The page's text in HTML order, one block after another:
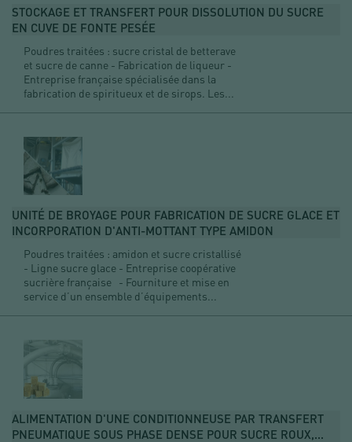
STOCKAGE ET TRANSFERT POUR DISSOLUTION DU SUCRE
EN CUVE DE FONTE PESÉE
Poudres traitées : sucre cristal de betterave
et sucre de canne - Fabrication de liqueur -
Entreprise française spécialisée dans la
fabrication de spiritueux et de sirops. Les...
UNITÉ DE BROYAGE POUR FABRICATION DE SUCRE GLACE ET
INCORPORATION D'ANTI-MOTTANT TYPE AMIDON
Poudres traitées : amidon et sucre cristallisé
- Ligne sucre glace - Entreprise coopérative
sucrière française - Fourniture et mise en
service d’un ensemble d’équipements...
ALIMENTATION D'UNE CONDITIONNEUSE PAR TRANSFERT
PNEUMATIQUE SOUS PHASE DENSE POUR SUCRE ROUX,...